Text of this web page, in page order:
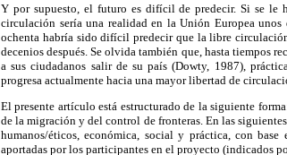
Y por supuesto, el futuro es difícil de predecir. Si se le
circulación sería una realidad en la Unión Europea
ochenta habría sido difícil predecir que la libre
decenios después. Se olvida también que, hasta tiempos
a sus ciudadanos salir de su país (Dowty, 1987),
progresa actualmente hacia una mayor libertad de
El presente artículo está estructurado de la siguiente
de la migración y del control de fronteras. En las
humanos/éticos, económica, social y práctica, con
aportadas por los participantes en el proyecto (indicados